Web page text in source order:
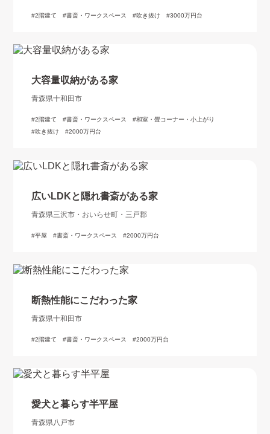
2階建て 書斎・ワークスペース 吹き抜け 3000万円台
大容量収納がある家
青森県十和田市
2階建て 書斎・ワークスペース
和室・畳コーナー・小上がり
吹き抜け
2000万円台
広いLDKと隠れ書斎がある家
青森県三沢市・おいらせ町・三戸郡
平屋 書斎・ワークスペース 2000万円台
断熱性能にこだわった家
青森県十和田市
2階建て 書斎・ワークスペース 2000万円台
愛犬と暮らす半平屋
青森県八戸市